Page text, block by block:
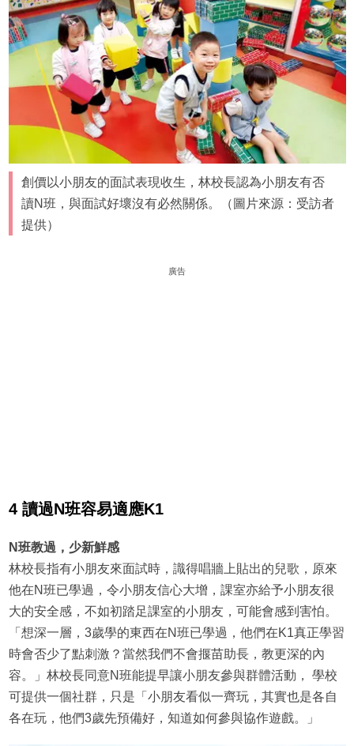
創價以小朋友的面試表現收生，林校長認為小朋友有否
讀N班，與面試好壞沒有必然關係。（圖片來源：受訪者
提供）
廣告
4 讀過N班容易適應K1
N班教過，少新鮮感
林校長指有小朋友來面試時，識得唱牆上貼出的兒歌，原來
他在N班已學過，令小朋友信心大增，課室亦給予小朋友很
大的安全感，不如初踏足課室的小朋友，可能會感到害怕。
「想深一層，3歲學的東西在N班已學過，他們在K1真正學習
時會否少了點刺激？當然我們不會揠苗助長，教更深的內
容。」林校長同意N班能提早讓小朋友參與群體活動， 學校
可提供一個社群，只是「小朋友看似一齊玩，其實也是各自
各在玩，他們3歲先預備好，知道如何參與協作遊戲。」